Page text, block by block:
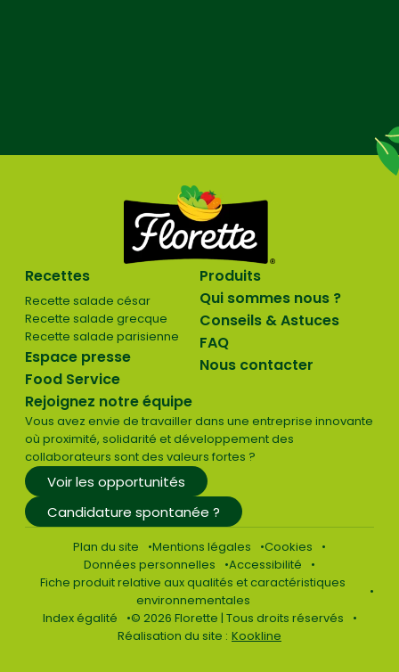
Recettes
Recette salade césar
Recette salade grecque
Recette salade parisienne
Espace presse
Food Service
Produits
Qui sommes nous ?
Conseils & Astuces
FAQ
Nous contacter
Rejoignez notre équipe
Vous avez envie de travailler dans une entreprise innovante
où proximité, solidarité et développement des
collaborateurs sont des valeurs fortes ?
Voir les opportunités
Candidature spontanée ?
Plan du site Mentions légales
Cookies
Données personnelles
Accessibilité
Fiche produit relative aux qualités et caractéristiques
environnementales
Index égalité
© 2026 Florette | Tous droits réservés
Réalisation du site : Kookline